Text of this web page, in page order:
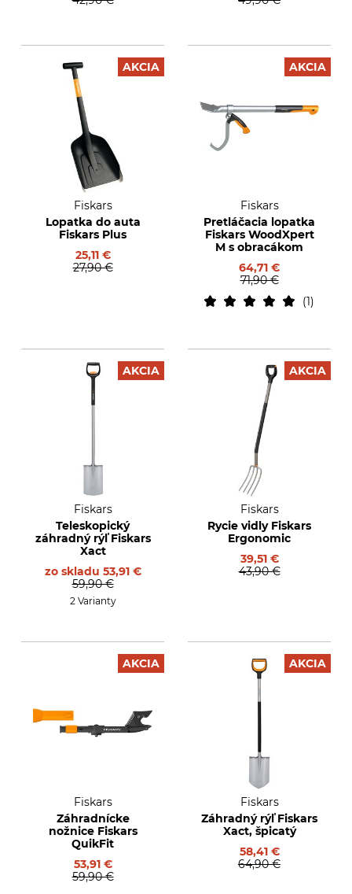
AKCIA
Fiskars
Lopatka do auta
Fiskars Plus
25,11 €
27,90 €
AKCIA
Fiskars
Pretláčacia lopatka
Fiskars WoodXpert
M s obracákom
64,71 €
71,90 €
1
AKCIA
Fiskars
Teleskopický
záhradný rýľ Fiskars
Xact
zo skladu 53,91 €
59,90 €
2 Varianty
AKCIA
Fiskars
Rycie vidly Fiskars
Ergonomic
39,51 €
43,90 €
AKCIA
Fiskars
Záhradnícke
nožnice Fiskars
QuikFit
53,91 €
59,90 €
AKCIA
Fiskars
Záhradný rýľ Fiskars
Xact, špicatý
58,41 €
64,90 €